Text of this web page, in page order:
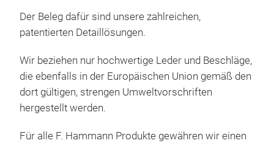
Der Beleg dafür sind unsere zahlreichen,
patentierten Detaillösungen.
Wir beziehen nur hochwertige Leder und Beschläge,
die ebenfalls in der Europäischen Union gemäß den
dort gültigen, strengen Umweltvorschriften
hergestellt werden.
Für alle F. Hammann Produkte gewähren wir einen